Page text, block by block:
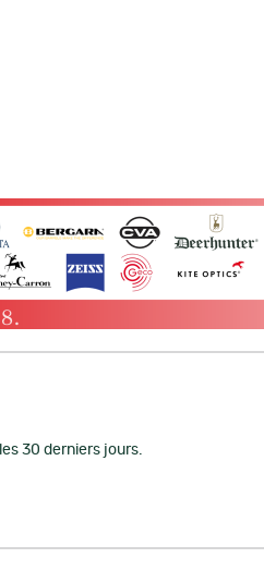
30 derniers jours.